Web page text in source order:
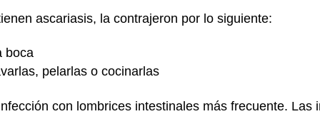
ascariasis, la contrajeron por lo siguiente:
boca
pelarlas o cocinarlas
con lombrices intestinales más frecuente. Las